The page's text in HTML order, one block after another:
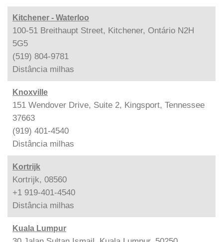
Kitchener - Waterloo
100-51 Breithaupt Street, Kitchener, Ontário N2H
5G5
(519) 804-9781
Distância milhas
Knoxville
151 Wendover Drive, Suite 2, Kingsport, Tennessee
37663
(919) 401-4540
Distância milhas
Kortrijk
Kortrijk, 08560
+1 919-401-4540
Distância milhas
Kuala Lumpur